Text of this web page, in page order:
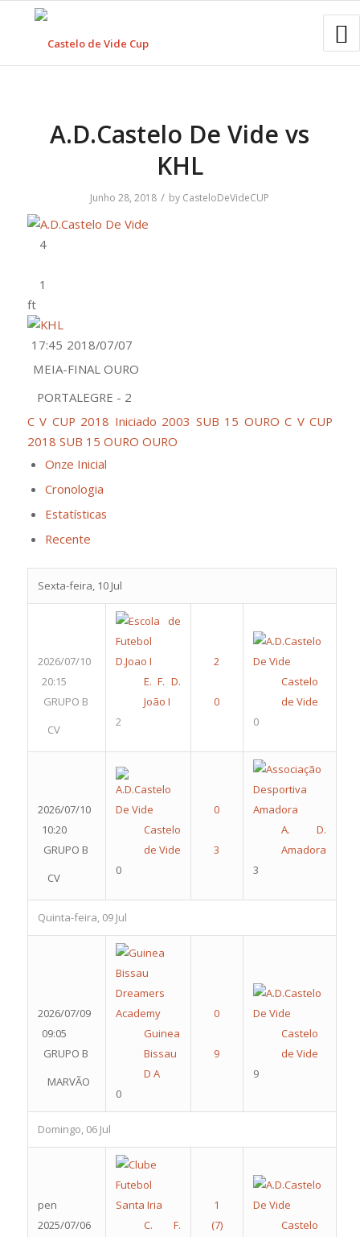
A.D.Castelo De Vide vs
KHL
Junho 28, 2018 / by CasteloDeVideCUP
ft
2018/07/07
17:45
MEIA-FINAL OURO
PORTALEGRE - 2
C V CUP 2018 Iniciado 2003 SUB 15 OURO C V CUP
2018 SUB 15 OURO OURO
Onze Inicial
Cronologia
Estatísticas
Recente
Sexta-feira, 10 Jul
2026/07/10
20:15
GRUPO B
CV
E. F. D.
João I
2
Castelo
de Vide
0
2026/07/10
10:20
GRUPO B
CV
Castelo
de Vide
0
A. D.
Amadora
3
Quinta-feira, 09 Jul
2026/07/09
09:05
GRUPO B
MARVÃO
Guinea
Bissau
D A
0
Castelo
de Vide
9
Domingo, 06 Jul
pen
2025/07/06
C. F.
Castelo